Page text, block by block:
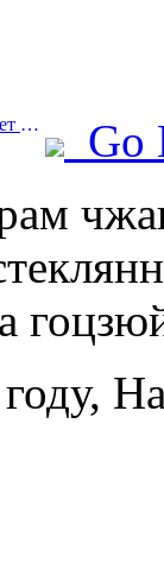
Prev:Шанхайский Диснейленд отмечает свою 10-летнюю годовщину, приняв на сегодняшний день более 100 миллионов посетителей.
Go